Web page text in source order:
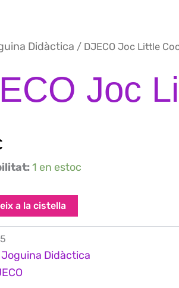
Didàctica / DJECO Joc Little
Joc
1 en estoc
a la cistella
Joguina Didàctica